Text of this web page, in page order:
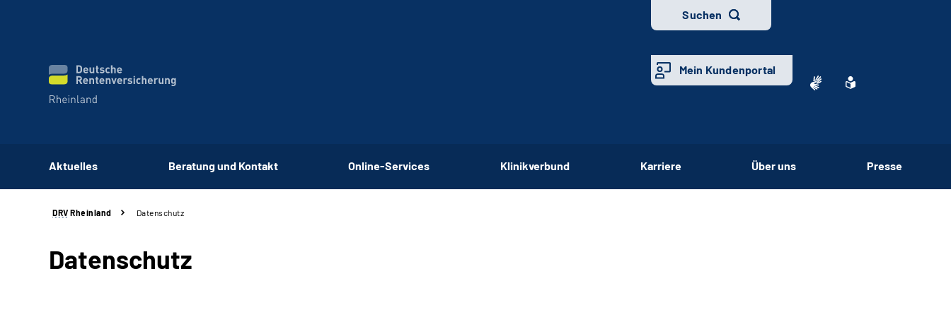
Suchen
Mein Kundenportal
Aktuelles Beratung und Kontakt Online-Services Klinikverbund Karriere Über uns Presse
DRV Rheinland Datenschutz
Datenschutz